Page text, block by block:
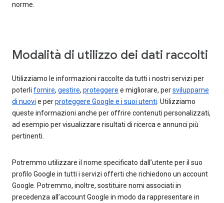
norme.
Modalità di utilizzo dei dati raccolti
Utilizziamo le informazioni raccolte da tutti i nostri servizi per
poterli fornire, gestire, proteggere e migliorare, persvilupparne
di nuovi e perproteggere Google e i suoi utenti. Utilizziamo
queste informazioni anche per offrire contenuti personalizzati,
ad esempio per visualizzare risultati di ricerca e annunci più
pertinenti.
Potremmo utilizzare il nome specificato dall’utente per il suo
profilo Google in tutti i servizi offerti che richiedono un account
Google. Potremmo, inoltre, sostituire nomi associati in
precedenza all’account Google in modo da rappresentare in